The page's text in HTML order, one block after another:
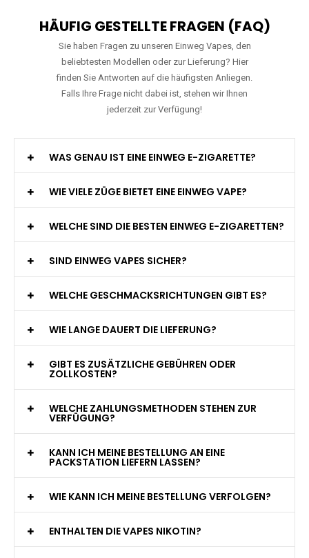
HÄUFIG GESTELLTE FRAGEN (FAQ)
Sie haben Fragen zu unseren Einweg Vapes, den
beliebtesten Modellen oder zur Lieferung? Hier
finden Sie Antworten auf die häufigsten Anliegen.
Falls Ihre Frage nicht dabei ist, stehen wir Ihnen
jederzeit zur Verfügung!
WAS GENAU IST EINE EINWEG E-ZIGARETTE?
WIE VIELE ZÜGE BIETET EINE EINWEG VAPE?
WELCHE SIND DIE BESTEN EINWEG E-ZIGARETTEN?
SIND EINWEG VAPES SICHER?
WELCHE GESCHMACKSRICHTUNGEN GIBT ES?
WIE LANGE DAUERT DIE LIEFERUNG?
GIBT ES ZUSÄTZLICHE GEBÜHREN ODER
ZOLLKOSTEN?
WELCHE ZAHLUNGSMETHODEN STEHEN ZUR
VERFÜGUNG?
KANN ICH MEINE BESTELLUNG AN EINE
PACKSTATION LIEFERN LASSEN?
WIE KANN ICH MEINE BESTELLUNG VERFOLGEN?
ENTHALTEN DIE VAPES NIKOTIN?